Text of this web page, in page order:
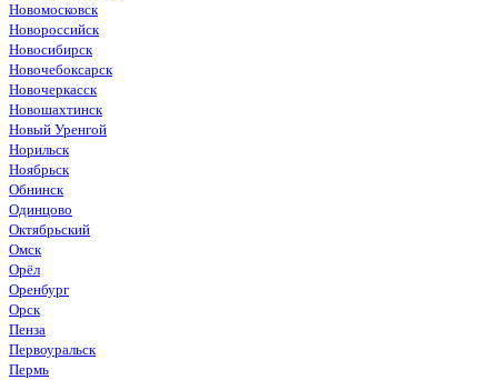
Новомосковск
Новороссийск
Новосибирск
Новочебоксарск
Новочеркасск
Новошахтинск
Новый Уренгой
Норильск
Ноябрьск
Обнинск
Одинцово
Октябрьский
Омск
Орёл
Оренбург
Орск
Пенза
Первоуральск
Пермь